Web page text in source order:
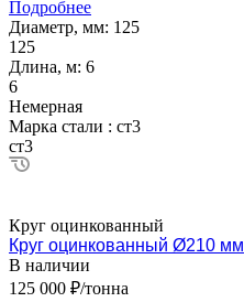
Подробнее
Диаметр, мм: 125
125
Длина, м: 6
6
Немерная
Марка стали : ст3
ст3
Круг оцинкованный
Круг оцинкованный Ø210 мм
В наличии
125 000 ₽/тонна